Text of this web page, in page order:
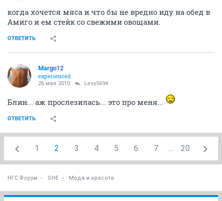
когда хочется мяса и что бы не вредно иду на обед в
Амиго и ем стейк со свежими овощами.
ОТВЕТИТЬ
Margo12
experienced
26 мая 2010 Lesy5694
Блин... аж прослезилась... это про меня...
ОТВЕТИТЬ
1 2 3 4 5 6 7 ... 20
НГС.Форум SHE Мода и красота